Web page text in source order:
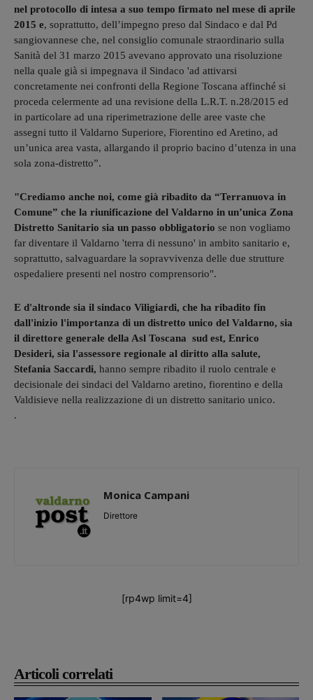
Articoli correlati
nel protocollo di intesa a suo tempo firmato nel mese di aprile
2015 e, soprattutto, dell’impegno preso dal Sindaco e dal Pd
sangiovannese che, nel consiglio comunale straordinario sulla
Sanità del 31 marzo 2015 avevano approvato una risoluzione
nella quale già si impegnava il Sindaco 'ad attivarsi
concretamente nei confronti della Regione Toscana affinché si
proceda celermente ad una revisione della L.R.T. n.28/2015 ed
in particolare ad una riperimetrazione delle aree vaste che
assegni tutto il Valdarno Superiore, Fiorentino ed Aretino, ad
un’unica area vasta, allargando il proprio bacino d’utenza in una
sola zona‐distretto”.
"Crediamo anche noi, come già ribadito da “Terranuova in
Comune” che la riunificazione del Valdarno in un’unica Zona
Distretto Sanitario sia un passo obbligatorio se non vogliamo
far diventare il Valdarno 'terra di nessuno' in ambito sanitario e,
soprattutto, salvaguardare la sopravvivenza delle due strutture
ospedaliere presenti nel nostro comprensorio".
E d'altronde sia il sindaco Viligiardi, che ha ribadito fin
dall'inizio l'importanza di un distretto unico del Valdarno, sia
il direttore generale della Asl Toscana sud est, Enrico
Desideri, sia l'assessore regionale al diritto alla salute,
Stefania Saccardi, hanno sempre ribadito il ruolo centrale e
decisionale dei sindaci del Valdarno aretino, fiorentino e della
Valdisieve nella realizzazione di un distretto sanitario unico.
.
Monica Campani
Direttore
[rp4wp limit=4]